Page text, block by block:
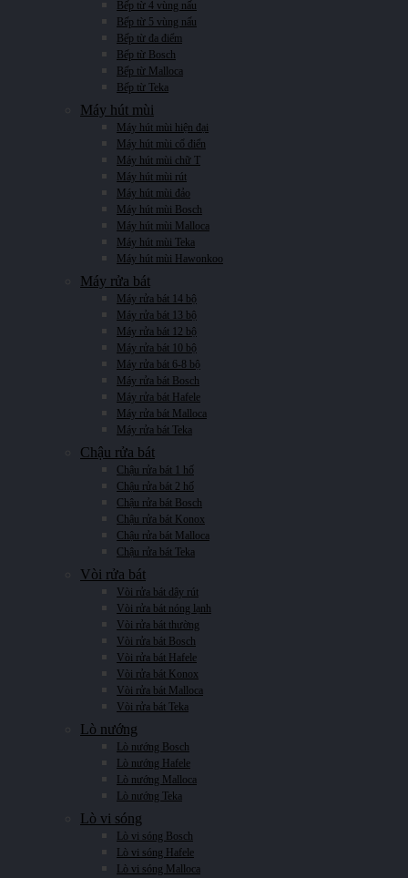
Bếp từ 4 vùng nấu
Bếp từ 5 vùng nấu
Bếp từ đa điểm
Bếp từ Bosch
Bếp từ Malloca
Bếp từ Teka
Máy hút mùi
Máy hút mùi hiện đại
Máy hút mùi cổ điển
Máy hút mùi chữ T
Máy hút mùi rút
Máy hút mùi đảo
Máy hút mùi Bosch
Máy hút mùi Malloca
Máy hút mùi Teka
Máy hút mùi Hawonkoo
Máy rửa bát
Máy rửa bát 14 bộ
Máy rửa bát 13 bộ
Máy rửa bát 12 bộ
Máy rửa bát 10 bộ
Máy rửa bát 6-8 bộ
Máy rửa bát Bosch
Máy rửa bát Hafele
Máy rửa bát Malloca
Máy rửa bát Teka
Chậu rửa bát
Chậu rửa bát 1 hố
Chậu rửa bát 2 hố
Chậu rửa bát Bosch
Chậu rửa bát Konox
Chậu rửa bát Malloca
Chậu rửa bát Teka
Vòi rửa bát
Vòi rửa bát dây rút
Vòi rửa bát nóng lạnh
Vòi rửa bát thường
Vòi rửa bát Bosch
Vòi rửa bát Hafele
Vòi rửa bát Konox
Vòi rửa bát Malloca
Vòi rửa bát Teka
Lò nướng
Lò nướng Bosch
Lò nướng Hafele
Lò nướng Malloca
Lò nướng Teka
Lò vi sóng
Lò vi sóng Bosch
Lò vi sóng Hafele
Lò vi sóng Malloca